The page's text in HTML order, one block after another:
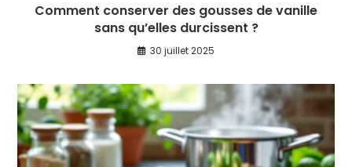
Comment conserver des gousses de vanille
sans qu’elles durcissent ?
30 juillet 2025